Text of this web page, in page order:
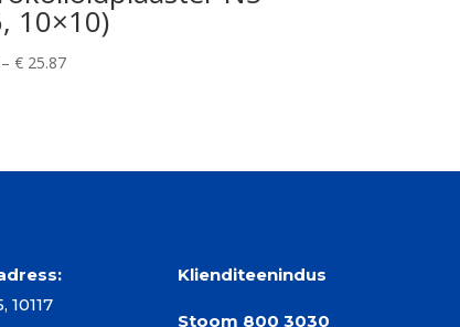
10×10)
– € 25.87Hinnavahemik:
10117
Klienditeenindus
Stoom 800 3030